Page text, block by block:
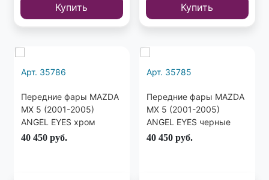
Купить Купить
Арт. 35786
Передние фары MAZDA
MX 5 (2001-2005)
ANGEL EYES хром
40 450 руб.
Арт. 35785
Передние фары MAZDA
MX 5 (2001-2005)
ANGEL EYES черные
40 450 руб.